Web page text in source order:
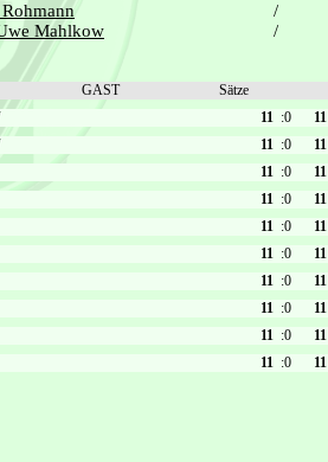
/
Mahlkow /
GAST Sätze
11 :0 11
11 :0 11
11 :0 11
11 :0 11
11 :0 11
11 :0 11
11 :0 11
11 :0 11
11 :0 11
11 :0 11